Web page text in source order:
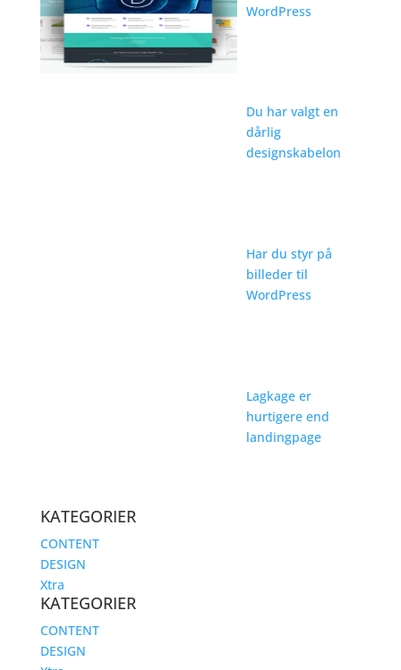
WordPress
Du har valgt en
dårlig
designskabelon
Har du styr på
billeder til
WordPress
Lagkage er
hurtigere end
landingpage
KATEGORIER
CONTENT
DESIGN
Xtra
KATEGORIER
CONTENT
DESIGN